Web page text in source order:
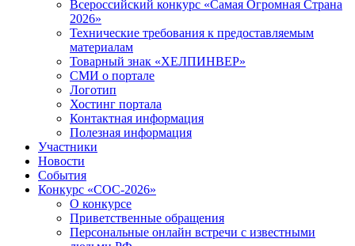
Всероссийский конкурс «Самая Огромная Страна
2026»
Технические требования к предоставляемым
материалам
Товарный знак «ХЕЛПИНВЕР»
СМИ о портале
Логотип
Хостинг портала
Контактная информация
Полезная информация
Участники
Новости
События
Конкурс «СОС-2026»
О конкурсе
Приветственные обращения
Персональные онлайн встречи с известными